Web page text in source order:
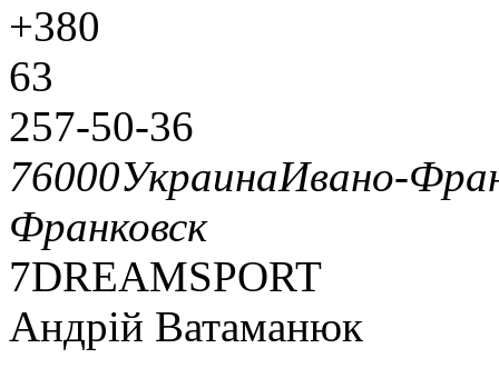
+380
63
257-50-36
76000УкраинаИвано-
Франковск
7DREAMSPORT
Андрій Ватаманюк